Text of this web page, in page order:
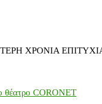
ΧΡΟΝΙΑ